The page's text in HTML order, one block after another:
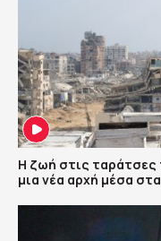
Η ζωή στις ταράτσες
μια νέα αρχή μέσα